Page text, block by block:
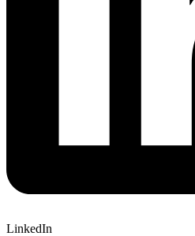
LinkedIn